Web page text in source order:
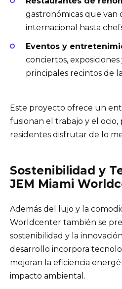
gastronómicas que van
internacional hasta
Eventos y
conciertos,
principales recintos de
Este proyecto ofrece un
fusionan el trabajo y el ocio,
residentes disfrutar de lo
Sostenibilidad y
JEM Miami
Además del lujo y la
Worldcenter también se
sostenibilidad y la
desarrollo incorpora
mejoran la eficiencia
impacto ambiental.